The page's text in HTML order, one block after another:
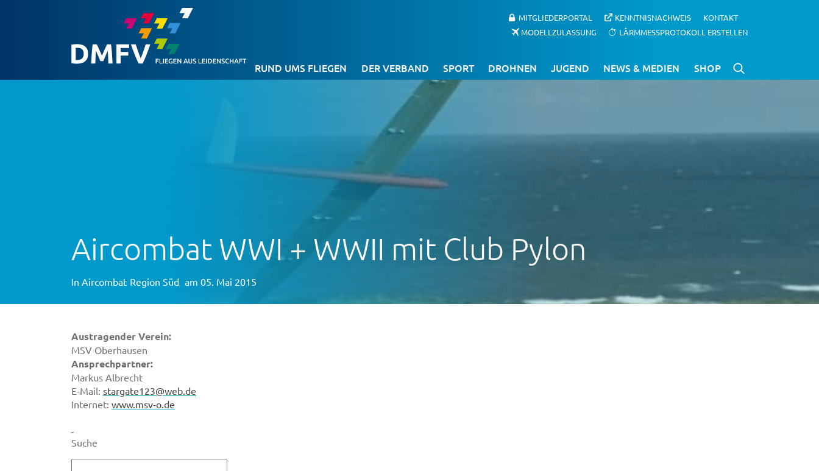
MITGLIEDERPORTAL KENNTNISNACHWEIS
KONTAKT
MODELLZULASSUNG
LÄRMMESSPROTOKOLL ERSTELLEN
RUND UMS FLIEGEN DER VERBAND SPORT DROHNEN JUGEND NEWS & MEDIEN SHOP
Aircombat WWI + WWII mit Club Pylon
In Aircombat Region Süd am 05. Mai 2015
Austragender Verein:
MSV Oberhausen
Ansprechpartner:
Markus Albrecht
E-Mail: stargate123@web.de
Internet: www.msv-o.de
Suche